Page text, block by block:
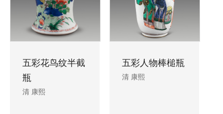
五彩花鸟纹半截
瓶
清 康熙
五彩人物棒槌瓶
清 康熙